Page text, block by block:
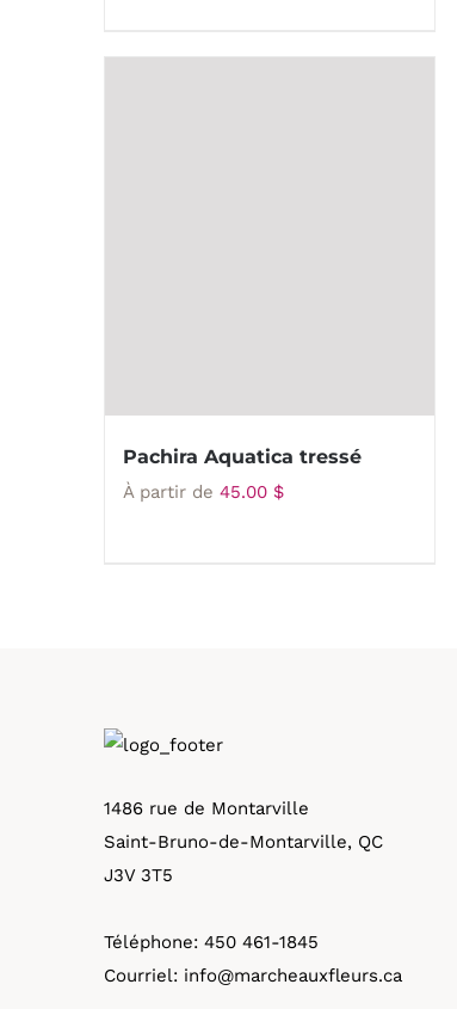
Pachira Aquatica tressé
À partir de 45.00 $
1486 rue de Montarville
Saint-Bruno-de-Montarville, QC
J3V 3T5
Téléphone: 450 461-1845
Courriel: info@marcheauxfleurs.ca